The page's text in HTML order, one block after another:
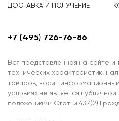
ДОСТАВКА И ПОЛУЧЕНИЕ
Вся представленная на сайте
технических характеристик,
товаров, носит
условиях не является
положениями Статьи 437(2)
+7 (495) 726-76-86